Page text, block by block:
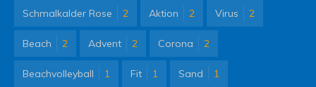
Schmalkalder Rose 2 Aktion 2 Virus 2
Beach 2 Advent 2 Corona 2
Beachvolleyball 1 Fit 1 Sand 1